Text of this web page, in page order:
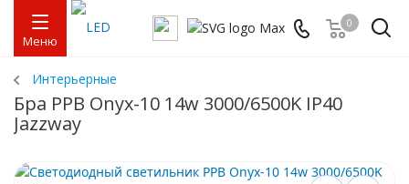
Меню
0
Интерьерные
Бра PPB Onyx-10 14w 3000/6500K IP40
Jazzway